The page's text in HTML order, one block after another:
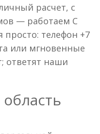
расчет, с
— работаем С
просто: телефон +7
или мгновенные
ответят наши